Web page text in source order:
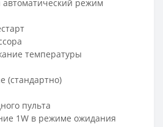
режим
температуры
(стандартно)
пульта
1W в режиме ожидания